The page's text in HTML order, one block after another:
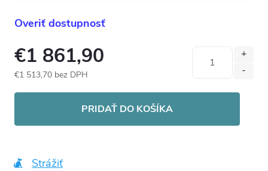
Overiť dostupnosť
€1 861,90
€1 513,70 bez DPH
PRIDAŤ DO KOŠÍKA
Strážiť